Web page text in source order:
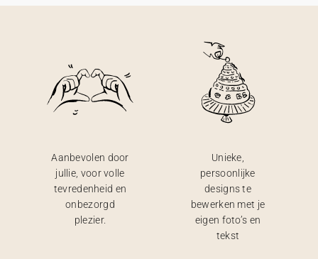
Aanbevolen door
jullie, voor volle
tevredenheid en
onbezorgd
plezier.
Unieke,
persoonlijke
designs te
bewerken met je
eigen foto’s en
tekst